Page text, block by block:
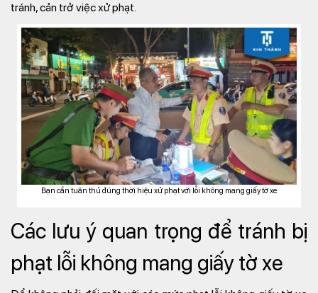
tránh, cản trở việc xử phạt.
Bạn cần tuân thủ đúng thời hiệu xử phạt với lỗi không mang giấy tờ xe
Các lưu ý quan trọng để tránh bị
phạt lỗi không mang giấy tờ xe